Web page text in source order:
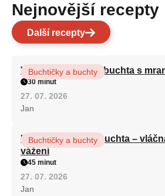
Nejnovější recepty
Další recepty
Vláčná olejová litá buchta s
Buchtičky a buchty
30 minut
27. 07. 2026
Jan
Hrnková maková buchta –
vážení
Buchtičky a buchty
45 minut
27. 07. 2026
Jan